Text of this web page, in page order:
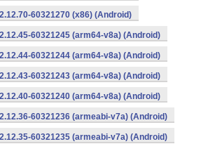
60321270 (x86) (Android)
60321245 (arm64-v8a) (Android)
60321244 (arm64-v8a) (Android)
60321243 (arm64-v8a) (Android)
60321240 (arm64-v8a) (Android)
60321236 (armeabi-v7a) (Android)
60321235 (armeabi-v7a) (Android)